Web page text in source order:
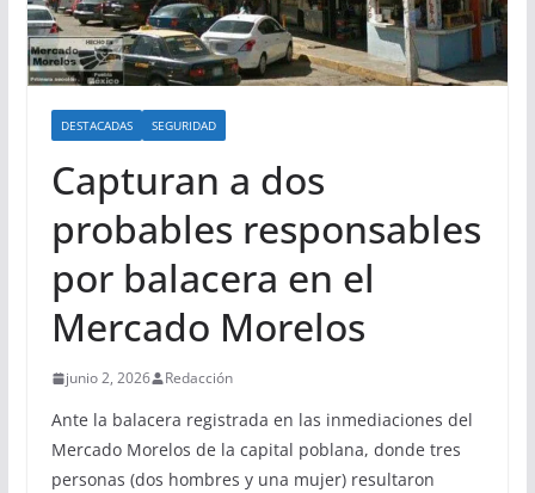
DESTACADAS SEGURIDAD
Capturan a dos
probables responsables
por balacera en el
Mercado Morelos
junio 2, 2026 Redacción
Ante la balacera registrada en las inmediaciones del
Mercado Morelos de la capital poblana, donde tres
personas (dos hombres y una mujer) resultaron